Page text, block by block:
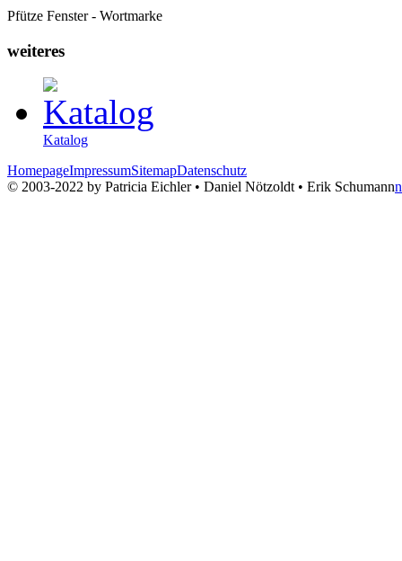
Pfütze Fenster - Wortmarke
weiteres
Katalog
HomepageImpressumSitemapDatenschutz
© 2003-2022 by Patricia Eichler • Daniel Nötzoldt • Erik Schumann